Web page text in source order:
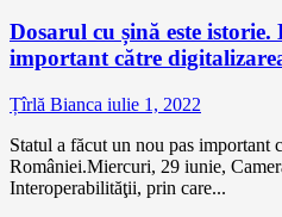
Dosarul cu șină este istorie.
important către
Țîrlă Bianca iulie 1, 2022
Statul a făcut un nou pas important
României.Miercuri, 29 iunie,
Interoperabilităţii, prin care...